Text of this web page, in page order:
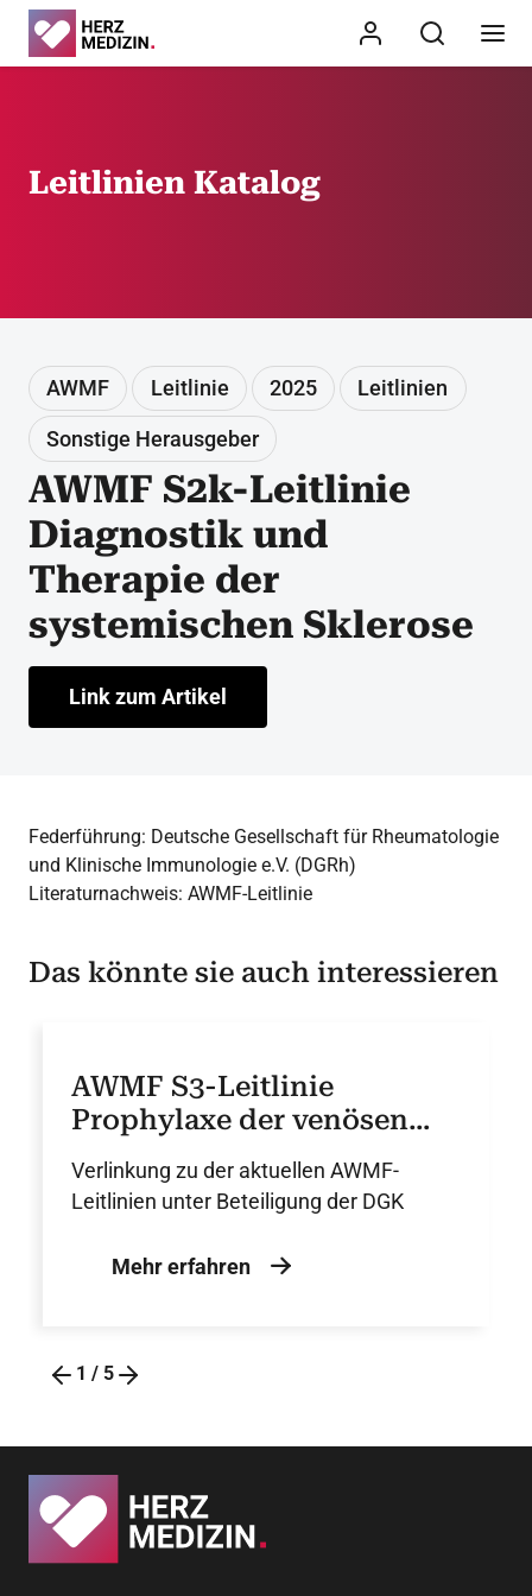
Leitlinien Katalog
AWMF Leitlinie 2025 Leitlinien
Sonstige Herausgeber
AWMF S2k-Leitlinie
Diagnostik und
Therapie der
systemischen Sklerose
Link zum Artikel
Federführung: Deutsche Gesellschaft für Rheumatologie
und Klinische Immunologie e.V. (DGRh)
Literaturnachweis: AWMF-Leitlinie
Das könnte sie auch interessieren
AWMF S3-Leitlinie
Prophylaxe der venösen
Thromboembolie (VTE)
Verlinkung zu der aktuellen AWMF-
Leitlinien unter Beteiligung der DGK
Mehr erfahren
1 / 5